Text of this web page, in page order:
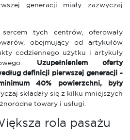
generacji miały zazwyczaj
sercem tych centrów, oferowały
obejmujący od artykułów
codziennego użytku i artykuły
Uzupełnieniem oferty
definicji pierwszej generacji -
40% powierzchni, były
składały się z kilku mniejszych
towary i usługi.
rola pasażu